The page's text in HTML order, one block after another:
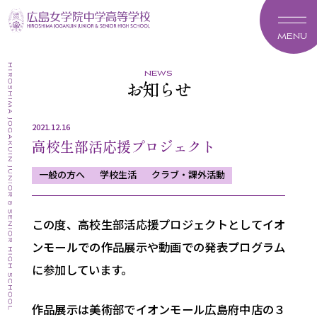
MENU
news
お知らせ
2021.12.16
高校生部活応援プロジェクト
一般の方へ 学校生活 クラブ・課外活動
この度、高校生部活応援プロジェクトとしてイオ
ンモールでの作品展示や動画での発表プログラム
に参加しています。
作品展示は美術部でイオンモール広島府中店の３